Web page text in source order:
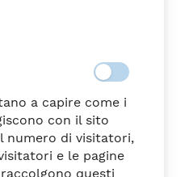
a capire come i
con il sito
numero di visitatori,
e le pagine
questi